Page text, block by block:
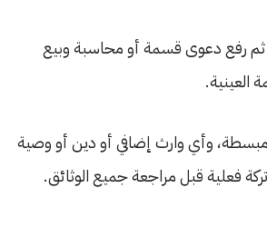
ثم رفع دعوى قسمة أو محاسبة وبيع
العينية.
مبسطة، وأي وارث إضافي أو دين أو وصية
فعلية قبل مراجعة جميع الوثائق.